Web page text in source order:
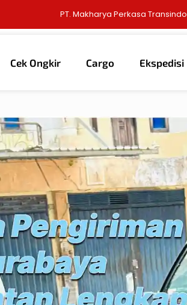
PT. Makharya Perkasa Transindo
Cek Ongkir Cargo Ekspedisi